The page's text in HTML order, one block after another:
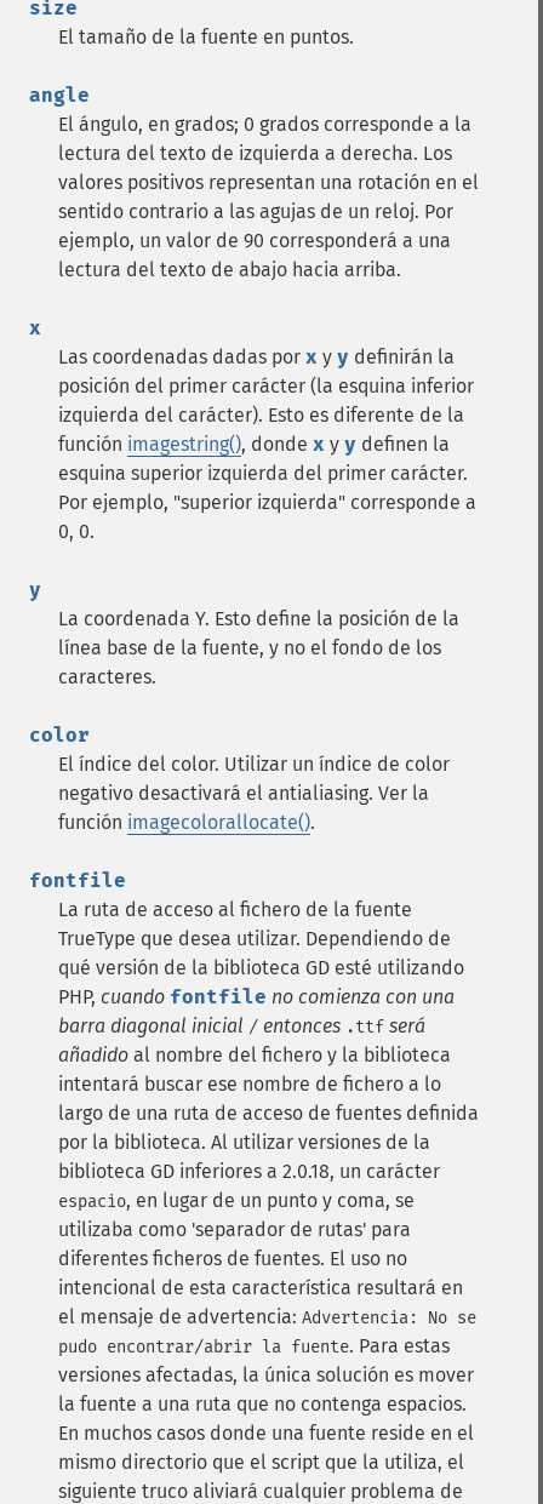
size
El tamaño de la fuente en puntos.
angle
El ángulo, en grados; 0 grados corresponde a la
lectura del texto de izquierda a derecha. Los
valores positivos representan una rotación en el
sentido contrario a las agujas de un reloj. Por
ejemplo, un valor de 90 corresponderá a una
lectura del texto de abajo hacia arriba.
x
Las coordenadas dadas por x y y definirán la
posición del primer carácter (la esquina inferior
izquierda del carácter). Esto es diferente de la
función imagestring(), donde x y y definen la
esquina superior izquierda del primer carácter.
Por ejemplo, "superior izquierda" corresponde a
0, 0.
y
La coordenada Y. Esto define la posición de la
línea base de la fuente, y no el fondo de los
caracteres.
color
El índice del color. Utilizar un índice de color
negativo desactivará el antialiasing. Ver la
función imagecolorallocate().
fontfile
La ruta de acceso al fichero de la fuente
TrueType que desea utilizar. Dependiendo de
qué versión de la biblioteca GD esté utilizando
PHP, cuando fontfile no comienza con una
barra diagonal inicial / entonces .ttf será
añadido al nombre del fichero y la biblioteca
intentará buscar ese nombre de fichero a lo
largo de una ruta de acceso de fuentes definida
por la biblioteca. Al utilizar versiones de la
biblioteca GD inferiores a 2.0.18, un carácter
espacio, en lugar de un punto y coma, se
utilizaba como 'separador de rutas' para
diferentes ficheros de fuentes. El uso no
intencional de esta característica resultará en
el mensaje de advertencia: Advertencia: No se
pudo encontrar/abrir la fuente. Para estas
versiones afectadas, la única solución es mover
la fuente a una ruta que no contenga espacios.
En muchos casos donde una fuente reside en el
mismo directorio que el script que la utiliza, el
siguiente truco aliviará cualquier problema de